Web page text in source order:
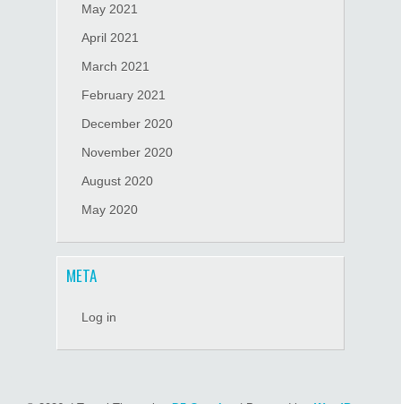
May 2021
April 2021
March 2021
February 2021
December 2020
November 2020
August 2020
May 2020
META
Log in